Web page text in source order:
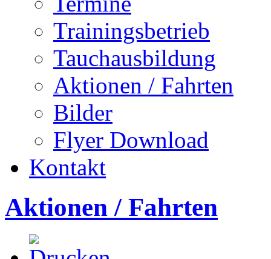
Trainingsbetrieb
Tauchausbildung
Aktionen / Fahrten
Bilder
Flyer Download
Kontakt
Aktionen / Fahrten